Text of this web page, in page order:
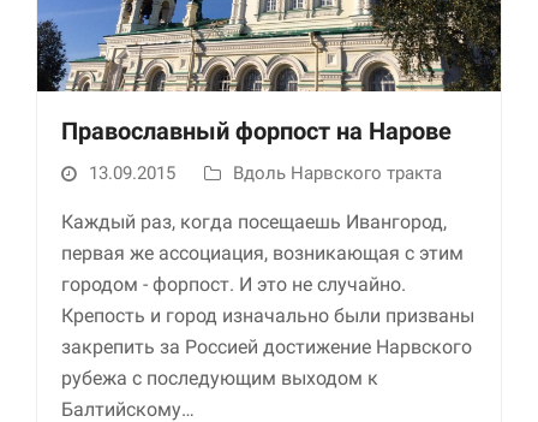
Православный форпост на Нарове
13.09.2015 Вдоль Нарвского тракта
Каждый раз, когда посещаешь Ивангород,
первая же ассоциация, возникающая с этим
городом - форпост. И это не случайно.
Крепость и город изначально были призваны
закрепить за Россией достижение Нарвского
рубежа с последующим выходом к
Балтийскому…
Необходимые
Использование
этих файлов cookie
обязательно. Они
необходимы для
функционирования
веб-сайта.